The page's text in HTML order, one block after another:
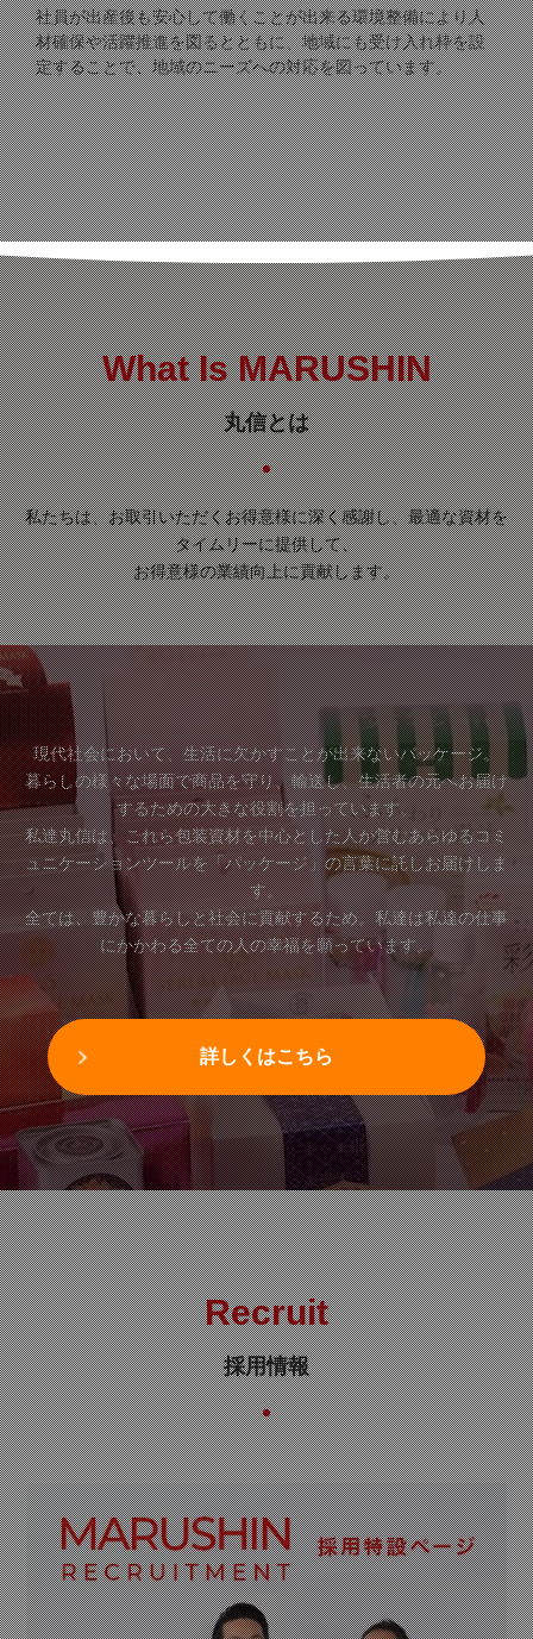
社員が出産後も安心して働くことが出来る環境整備により人
材確保や活躍推進を図るとともに、地域にも受け入れ枠を設
定することで、地域のニーズへの対応を図っています。
What Is MARUSHIN
丸信とは
私たちは、お取引いただくお得意様に深く感謝し、最適な資材を
タイムリーに提供して、
お得意様の業績向上に貢献します。
現代社会において、生活に欠かすことが出来ないパッケージ。
暮らしの様々な場面で商品を守り、輸送し、生活者の元へお届け
するための大きな役割を担っています。
私達丸信は、これら包装資材を中心とした人が営むあらゆるコミ
ュニケーションツールを「パッケージ」の言葉に託しお届けしま
す。
全ては、豊かな暮らしと社会に貢献するため。私達は私達の仕事
にかかわる全ての人の幸福を願っています。
詳しくはこちら
Recruit
採用情報